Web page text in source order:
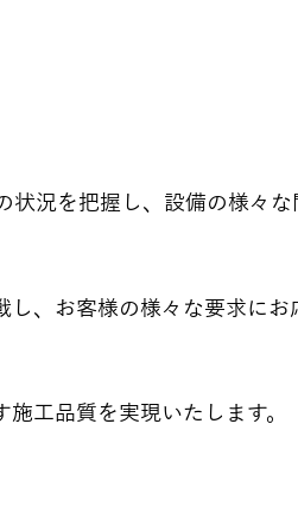
況を把握し、設備の様々な
、お客様の様々な要求にお
工品質を実現いたします。